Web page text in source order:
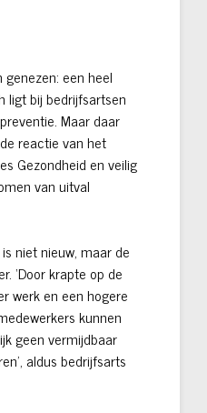
een heel
ligt bij bedrijfsartsen
Maar daar
reactie van het
Gezondheid en veilig
van uitval
niet nieuw, maar de
‘Door krapte op de
werk en een hogere
kunnen
geen vermijdbaar
aldus bedrijfsarts